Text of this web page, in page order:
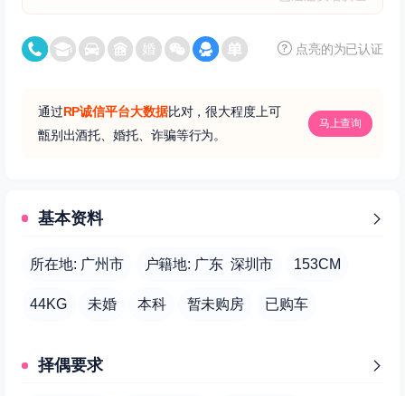
点亮的为已认证
通过RP诚信平台大数据比对，很大程度上可
甑别出酒托、婚托、诈骗等行为。
马上查询
基本资料
所在地: 广州市 户籍地: 广东 深圳市 153CM
44KG 未婚 本科 暂未购房 已购车
择偶要求